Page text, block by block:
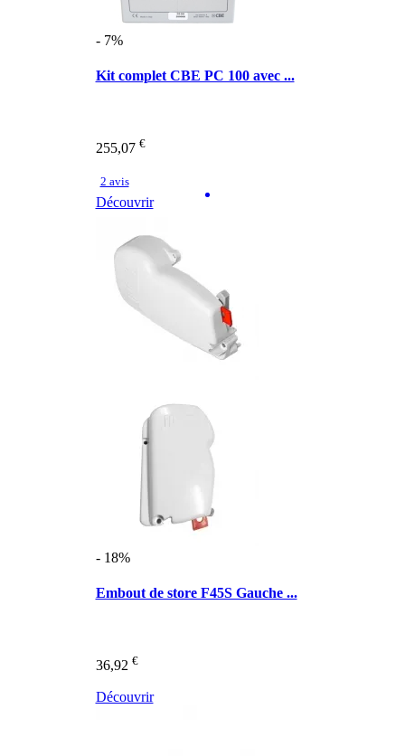
- 7%
Kit complet CBE PC 100 avec ...
255,07 €
2 avis
Découvrir
- 18%
Embout de store F45S Gauche ...
36,92 €
Découvrir